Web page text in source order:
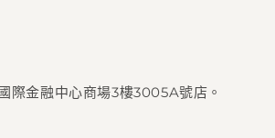
際金融中心商場3樓3005A號店。